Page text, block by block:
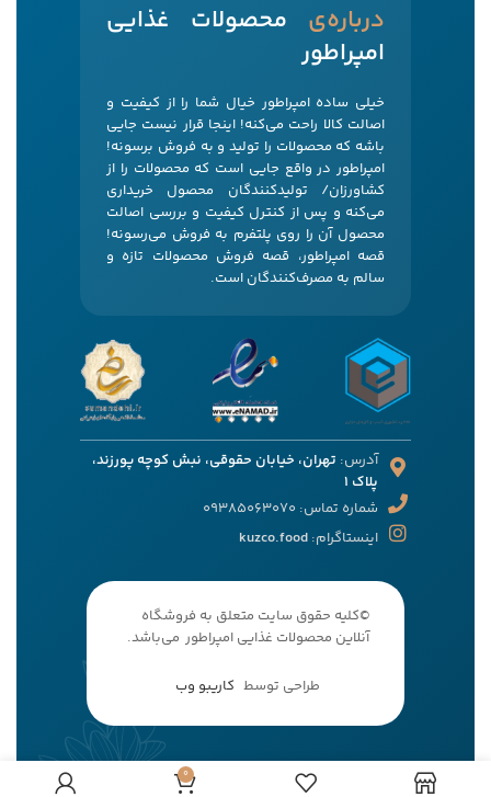
‌درباره‌ی
محصولات غذایی
امپراطور
خیلی ساده امپراطور خیال شما را از کیفیت و
اصالت کالا راحت می‌کنه! اینجا قرار نیست جایی
باشه که محصولات را تولید و به فروش برسونه!
امپراطور در واقع جایی است که محصولات را از
کشاورزان/ تولیدکنندگان محصول خریداری
می‌کنه و پس از کنترل کیفیت و بررسی اصالت
محصول آن را روی پلتفرم به فروش می‌رسونه!
قصه امپراطور، قصه فروش محصولات تازه و
سالم به مصرف‌کنندگان است.
آدرس: تهران، خیابان حقوقی، نبش کوچه پورزند،
پلاک 1
شماره تماس: 09385063070
اینستاگرام:kuzco.food
©کلیه حقوق سایت متعلق به فروشگاه
آنلاین محصولات غذایی امپراطور می‌باشد.
طراحی توسط کاریبو وب
0